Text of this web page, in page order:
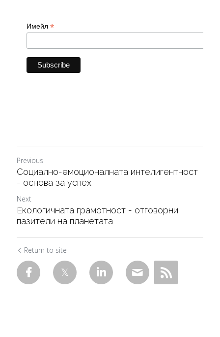
Previous
Социално-емоционалната интелигентност
- основа за успех
Next
Екологичната грамотност - отговорни
пазители на планетата
Return to site